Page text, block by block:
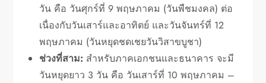
วัน คือ วันศุกร์ที่ 9 พฤษภาคม (วันพืชมงคล) ต่อ
เนื่องกับวันเสาร์และอาทิตย์ และวันจันทร์ที่ 12
พฤษภาคม (วันหยุดชดเชยวันวิสาขบูชา)
ช่วงที่สาม: สำหรับภาคเอกชนและธนาคาร จะมี
วันหยุดยาว 3 วัน คือ วันเสาร์ที่ 10 พฤษภาคม –